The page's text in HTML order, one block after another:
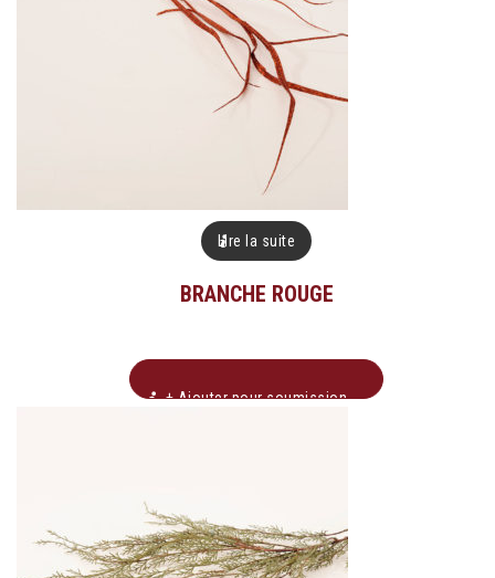
Lire la suite
BRANCHE ROUGE
+ Ajouter pour soumission